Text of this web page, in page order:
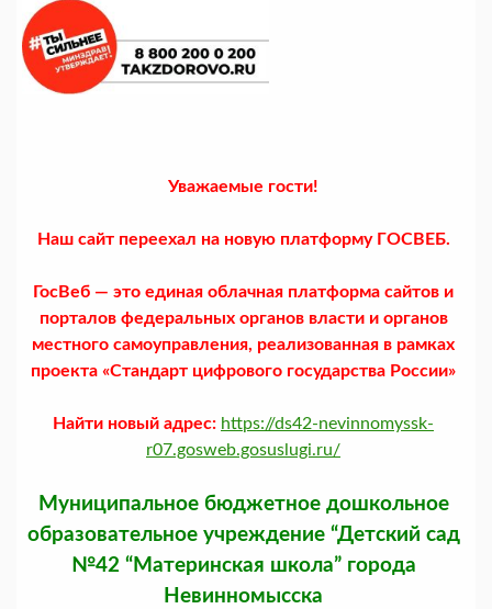
Уважаемые гости!
Наш сайт переехал на новую платформу ГОСВЕБ.
ГосВеб — это единая облачная платформа сайтов и
порталов федеральных органов власти и органов
местного самоуправления, реализованная в рамках
проекта «Стандарт цифрового государства России»
Найти новый адрес: https://ds42-nevinnomyssk-
r07.gosweb.gosuslugi.ru/
Муниципальное бюджетное дошкольное
образовательное учреждение “Детский сад
№42 “Материнская школа” города
Невинномысска